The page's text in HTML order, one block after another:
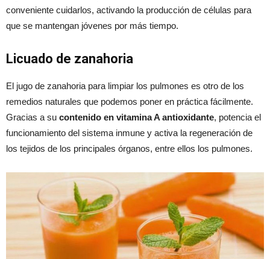
conveniente cuidarlos, activando la producción de células para
que se mantengan jóvenes por más tiempo.
Licuado de zanahoria
El jugo de zanahoria para limpiar los pulmones es otro de los
remedios naturales que podemos poner en práctica fácilmente.
Gracias a su contenido en vitamina A antioxidante, potencia el
funcionamiento del sistema inmune y activa la regeneración de
los tejidos de los principales órganos, entre ellos los pulmones.